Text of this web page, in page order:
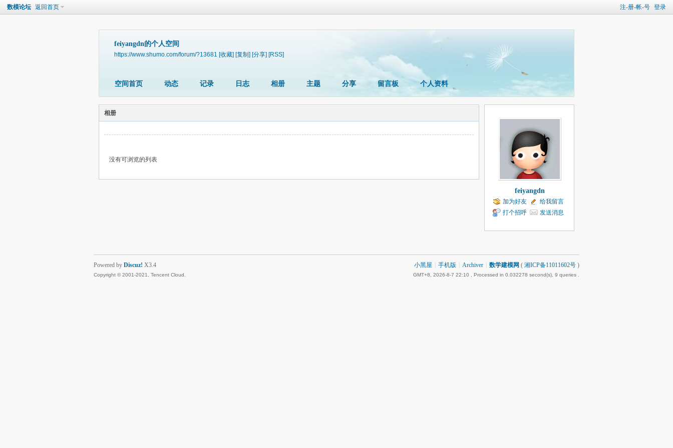
注-册-帐-号 登录
数模论坛 返回首页
feiyangdn的个人空间
https://www.shumo.com/forum/?13681 [收藏] [复制] [分享] [RSS]
空间首页 动态 记录 日志 相册 主题 分享 留言板 个人资料
相册
没有可浏览的列表
feiyangdn
加为好友
给我留言
打个招呼
发送消息
小黑屋 手机版 Archiver 数学建模网 ( 湘ICP备11011602号 )
GMT+8, 2026-8-7 22:10 , Processed in 0.032278 second(s), 9 queries .
Powered by Discuz! X3.4
Copyright © 2001-2021, Tencent Cloud.